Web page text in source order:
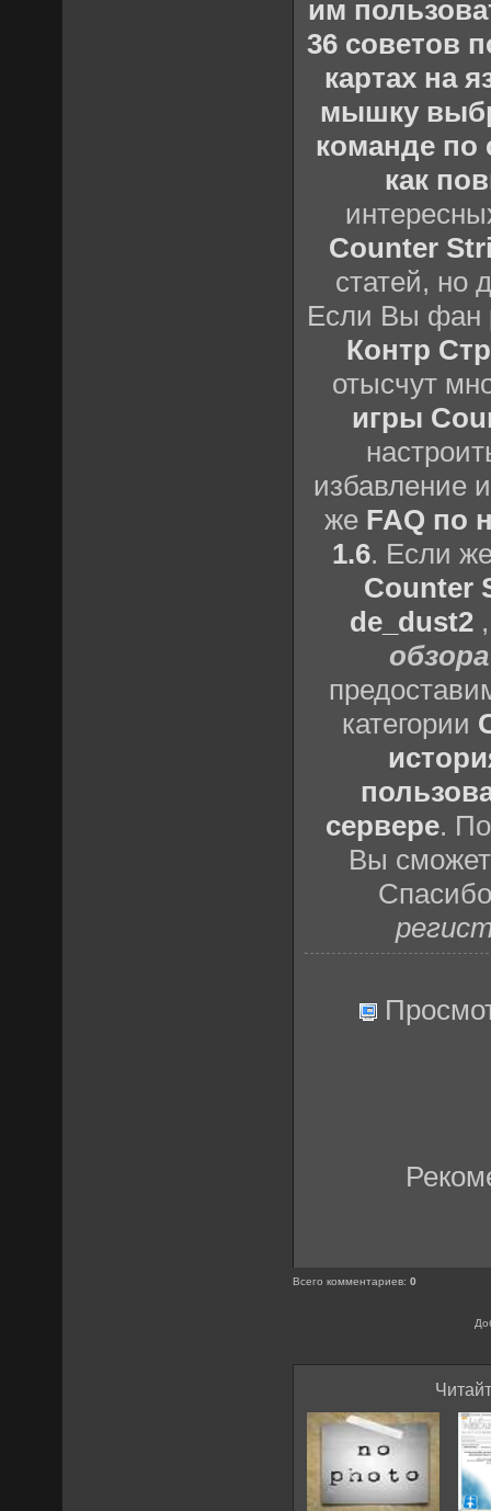
им
36 советов
картах на
мышку
команде по
как
Counter
статей, но
Если Вы фан
Контр
отысчут
игры
избавление
же FAQ по
1.6. Если
Counter
de_dust2
категории
сервере.
Вы
Всего комментариев:0